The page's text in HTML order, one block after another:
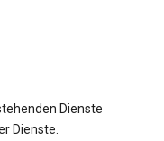
Dienste
Dienste.